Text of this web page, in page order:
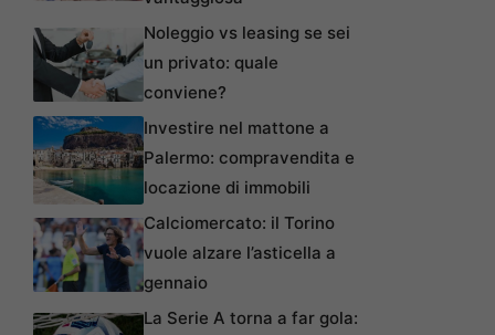
Noleggio vs leasing se sei
un privato: quale
conviene?
Investire nel mattone a
Palermo: compravendita e
locazione di immobili
Calciomercato: il Torino
vuole alzare l’asticella a
gennaio
La Serie A torna a far gola: